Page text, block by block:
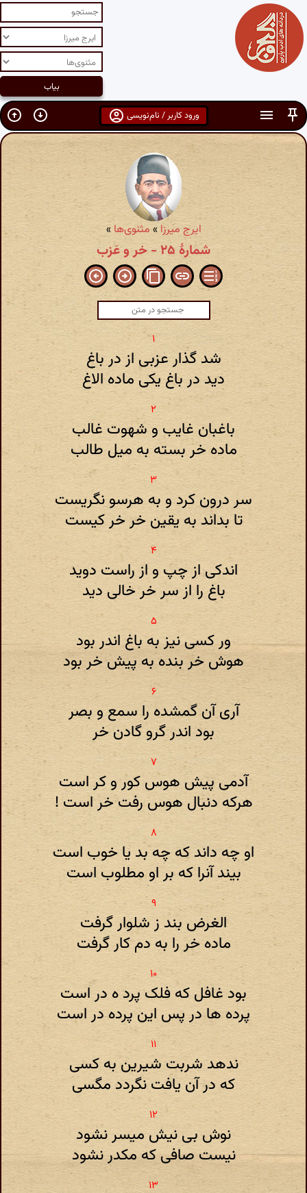
ورود کاربر / نام‌نویسی
ایرج میرزا » مثنوی‌ها »
شمارهٔ ۲۵ - خر و عَزب
شد گذار عزبی از در باغ
دید در باغ یکی ماده الاغ
باغبان غایب و شهوت غالب
ماده خر بسته به میل طالب
سر درون کرد و به هرسو نگریست
تا بداند به یقین خر خر کیست
اندکی از چپ و از راست دوید
باغ را از سر خر خالی دید
ور کسی نیز به باغ اندر بود
هوش خر بنده به پیش خر بود
آری آن گمشده را سمع و بصر
بود اندر گرو گادن خر
آدمی پیش هوس کور و کر است
هرکه دنبال هوس رفت خر است !
او چه داند که چه بد یا خوب است
بیند آنرا که بر او مطلوب است
الغرض بند ز شلوار گرفت
ماده خر را به دم کار گرفت
بود غافل که فلک پرد ه در است
پرده ها در پس این پرده در است
ندهد شربت شیرین به کسی
که در آن یافت نگردد مگسی
نوش بی نیش میسر نشود
نیست صافی که مکدر نشود